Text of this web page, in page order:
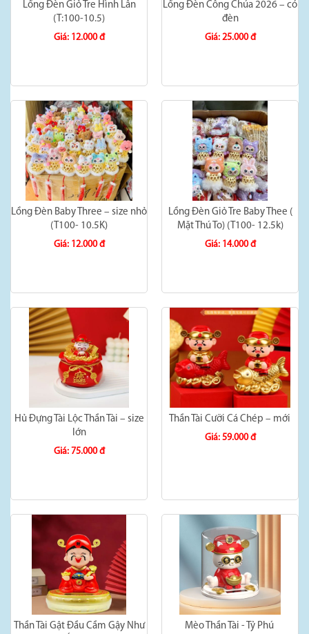
Lồng Đèn Giỏ Tre Hình Lân
(T:100-10.5)
Giá: 12.000 đ
Lồng Đèn Công Chúa 2026 – có
đèn
Giá: 25.000 đ
Lồng Đèn Baby Three – size nhỏ
(T100- 10.5K)
Giá: 12.000 đ
Lồng Đèn Giỏ Tre Baby Thee (
Mặt Thú To) (T100- 12.5k)
Giá: 14.000 đ
Hủ Đựng Tài Lộc Thần Tài – size
lớn
Giá: 75.000 đ
Thần Tài Cưỡi Cá Chép – mới
Giá: 59.000 đ
Thần Tài Gật Đầu Cầm Gậy Như
Mèo Thần Tài - Tỷ Phú